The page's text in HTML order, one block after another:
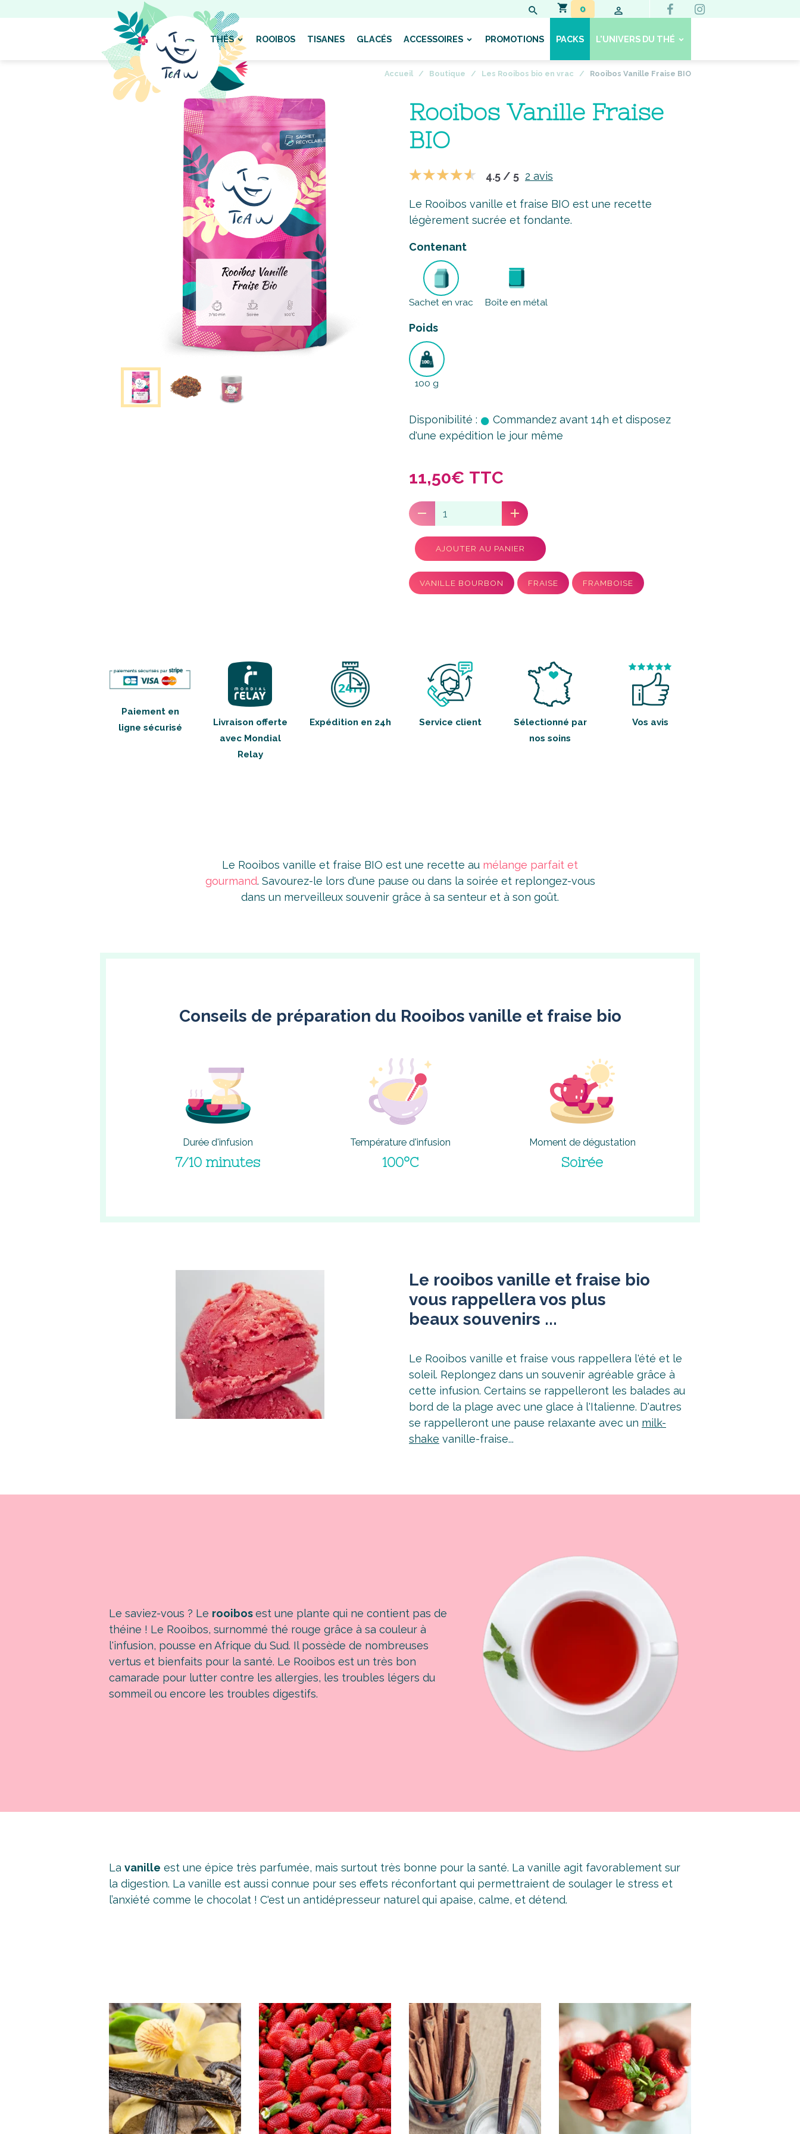
THÉS ROOIBOS TISANES GLACÉS ACCESSOIRES PROMOTIONS PACKS L'UNIVERS DU THÉ
0
Accueil Boutique Les Rooibos bio en vrac Rooibos Vanille Fraise BIO
Rooibos Vanille Fraise
BIO
4.5 / 5 2 avis
Le Rooibos vanille et fraise BIO est une recette
légèrement sucrée et fondante.
Contenant
Sachet en vrac Boîte en métal
Poids
100 g
Disponibilité :
Commandez avant 14h et disposez
d'une expédition le jour même
11,50€ TTC
AJOUTER AU PANIER
VANILLE BOURBON FRAISE FRAMBOISE
Paiement en
ligne sécurisé
Livraison offerte
avec Mondial
Relay
Expédition en 24h Service client
Sélectionné par
nos soins
Vos avis
Le Rooibos vanille et fraise BIO est une recette au mélange parfait et
gourmand. Savourez-le lors d'une pause ou dans la soirée et replongez-vous
dans un merveilleux souvenir grâce à sa senteur et à son goût.
Conseils de préparation du Rooibos vanille et fraise bio
Durée d'infusion
7/10 minutes
Température d'infusion
100°C
Moment de dégustation
Soirée
Le rooibos vanille et fraise bio
vous rappellera vos plus
beaux souvenirs ...
Le Rooibos vanille et fraise vous rappellera l'été et le
soleil. Replongez dans un souvenir agréable grâce à
cette infusion. Certains se rappelleront les balades au
bord de la plage avec une glace à l'Italienne. D'autres
se rappelleront une pause relaxante avec un milk-
shake vanille-fraise...
Le saviez-vous ? Le rooibosest une plante qui ne contient pas de
théine ! Le Rooibos, surnommé thé rouge grâce à sa couleur à
l'infusion, pousse en Afrique du Sud. Il possède de nombreuses
vertus et bienfaits pour la santé. Le Rooibos est un très bon
camarade pour lutter contre les allergies, les troubles légers du
sommeil ou encore les troubles digestifs.
La vanille est une épice très parfumée, mais surtout très bonne pour la santé. La vanille agit favorablement sur
la digestion. La vanille est aussi connue pour ses effets réconfortant qui permettraient de soulager le stress et
l’anxiété comme le chocolat ! C'est un antidépresseur naturel qui apaise, calme, et détend.